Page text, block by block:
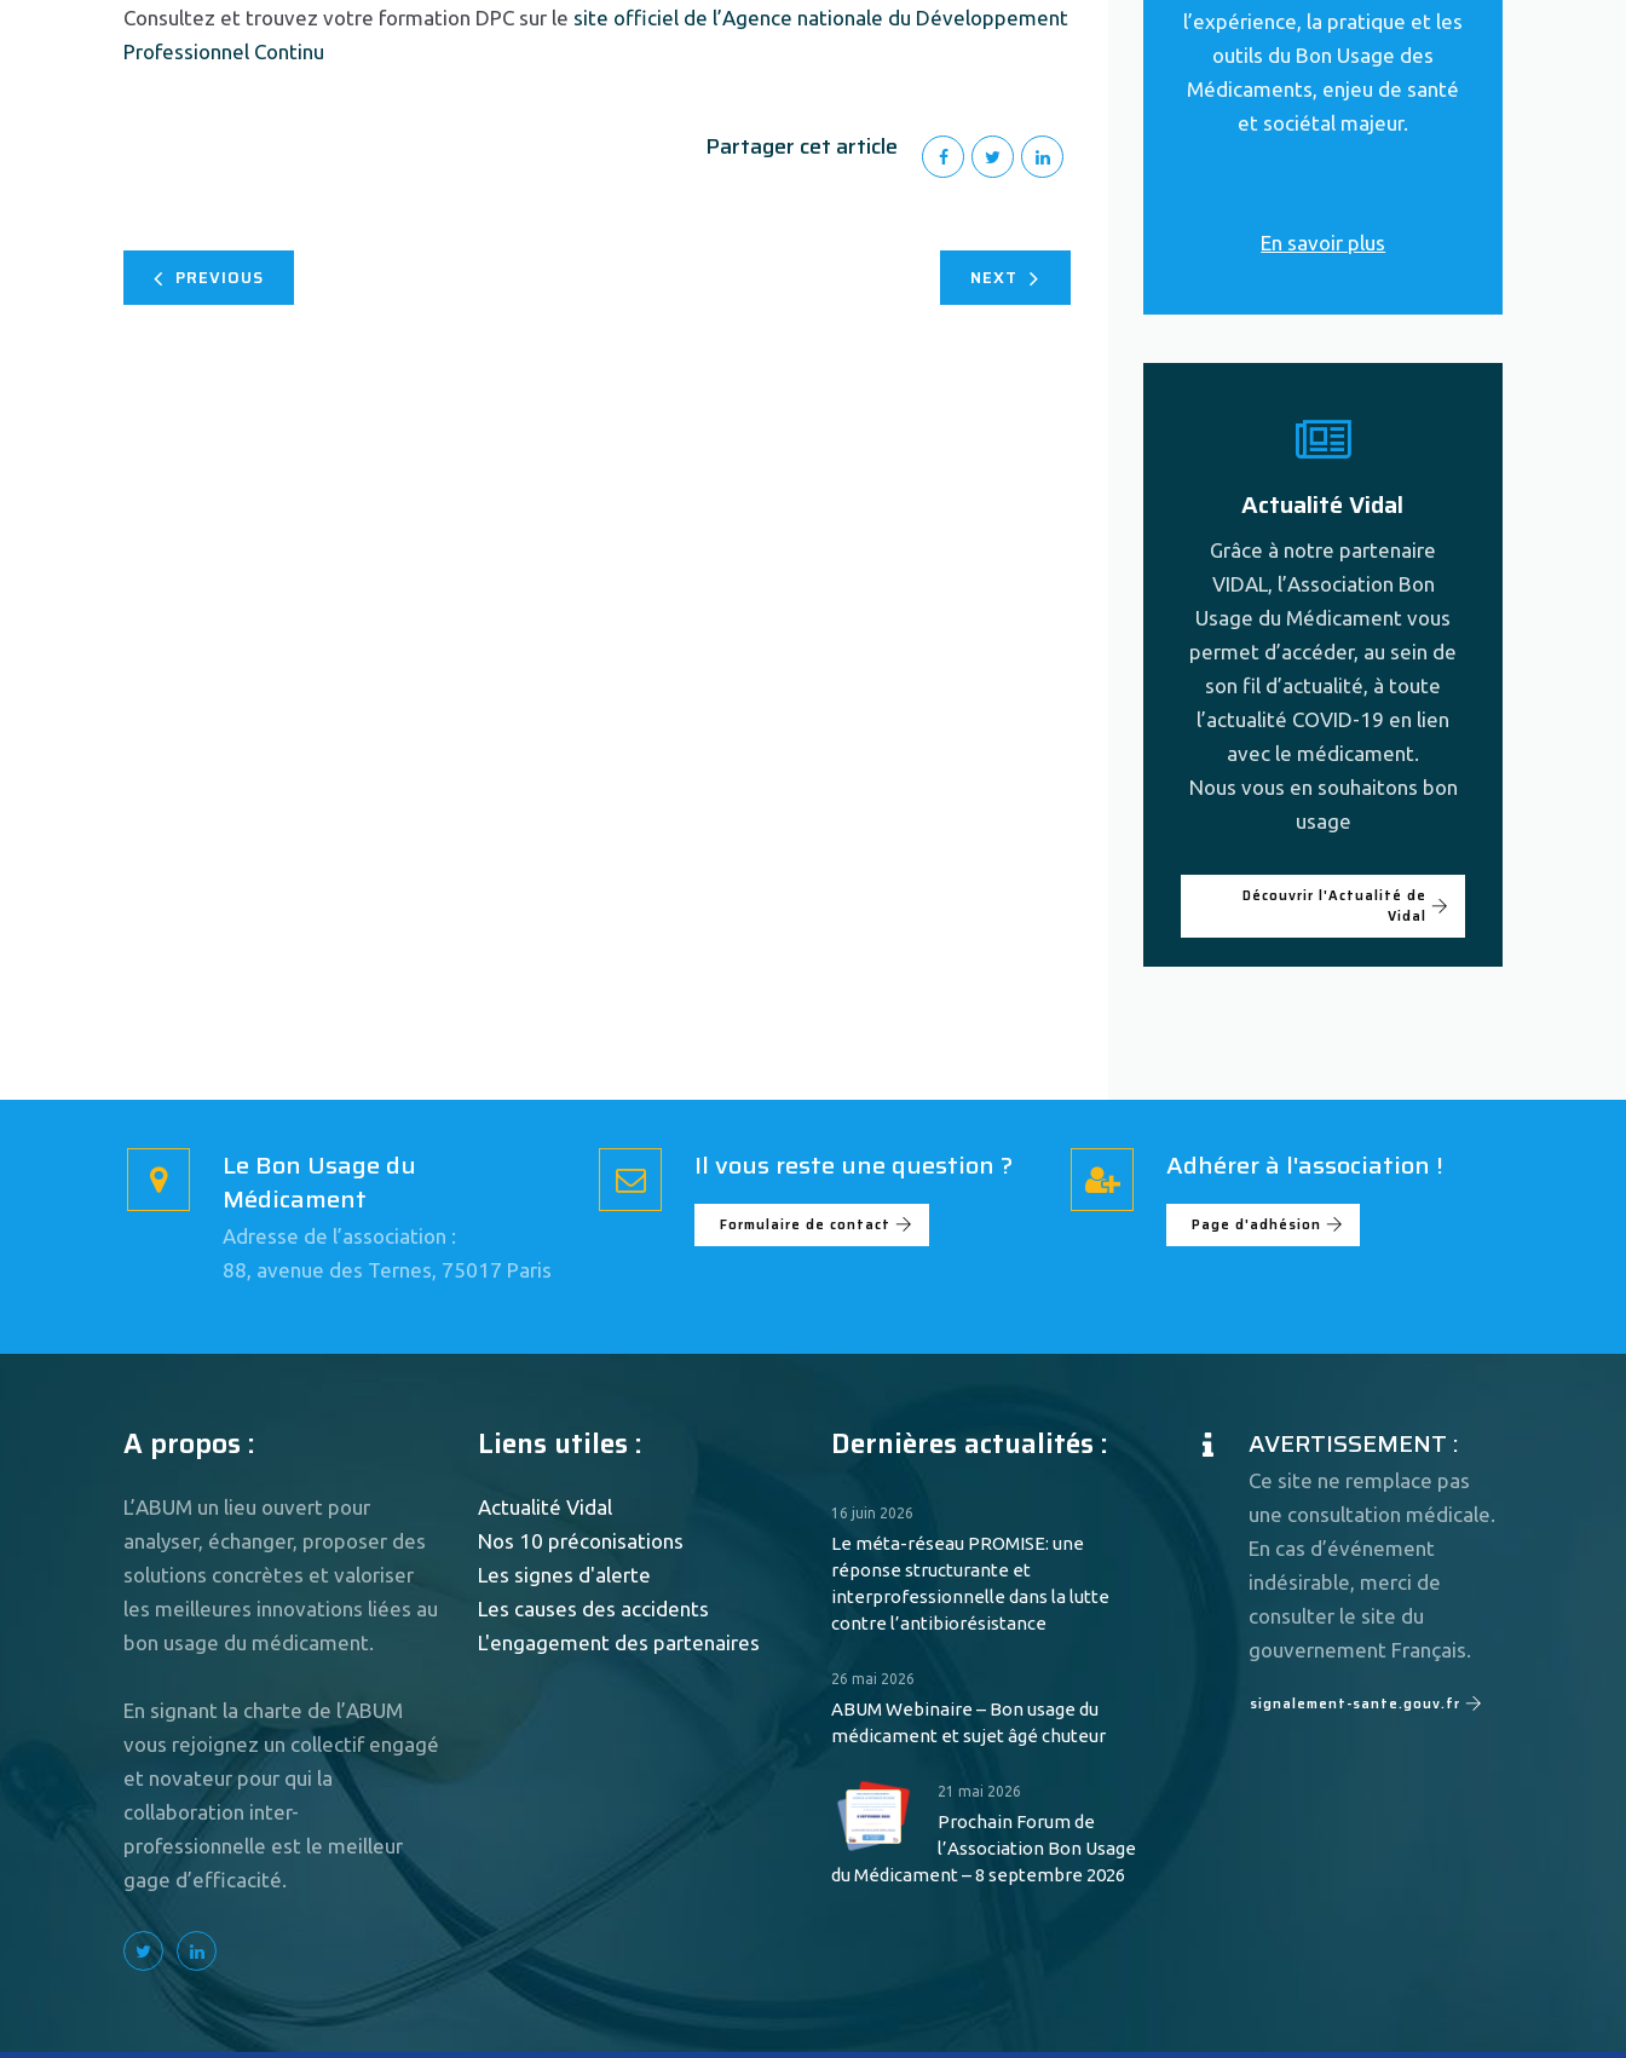
Consultez et trouvez votre formation DPC sur le site officiel de l’Agence nationale du Développement
Professionnel Continu
Partager cet article
PREVIOUS NEXT
l’expérience, la pratique et les
outils du Bon Usage des
Médicaments, enjeu de santé
et sociétal majeur.
En savoir plus
Actualité Vidal
Grâce à notre partenaire
VIDAL, l’Association Bon
Usage du Médicament vous
permet d’accéder, au sein de
son fil d’actualité, à toute
l’actualité COVID-19 en lien
avec le médicament.
Nous vous en souhaitons bon
usage
Découvrir l'Actualité de
Vidal
Le Bon Usage du
Médicament
Adresse de l’association :
88, avenue des Ternes, 75017 Paris
Il vous reste une question ?
Formulaire de contact
Adhérer à l'association !
Page d'adhésion
A propos :
L’ABUM un lieu ouvert pour
analyser, échanger, proposer des
solutions concrètes et valoriser
les meilleures innovations liées au
bon usage du médicament.
En signant la charte de l’ABUM
vous rejoignez un collectif engagé
et novateur pour qui la
collaboration inter-
professionnelle est le meilleur
gage d’efficacité.
Liens utiles :
Actualité Vidal
Nos 10 préconisations
Les signes d'alerte
Les causes des accidents
L'engagement des partenaires
Dernières actualités :
16 juin 2026
Le méta-réseau PROMISE: une
réponse structurante et
interprofessionnelle dans la lutte
contre l’antibiorésistance
26 mai 2026
ABUM Webinaire – Bon usage du
médicament et sujet âgé chuteur
21 mai 2026
Prochain Forum de
l’Association Bon Usage
du Médicament – 8 septembre 2026
AVERTISSEMENT :
Ce site ne remplace pas
une consultation médicale.
En cas d’événement
indésirable, merci de
consulter le site du
gouvernement Français.
signalement-sante.gouv.fr